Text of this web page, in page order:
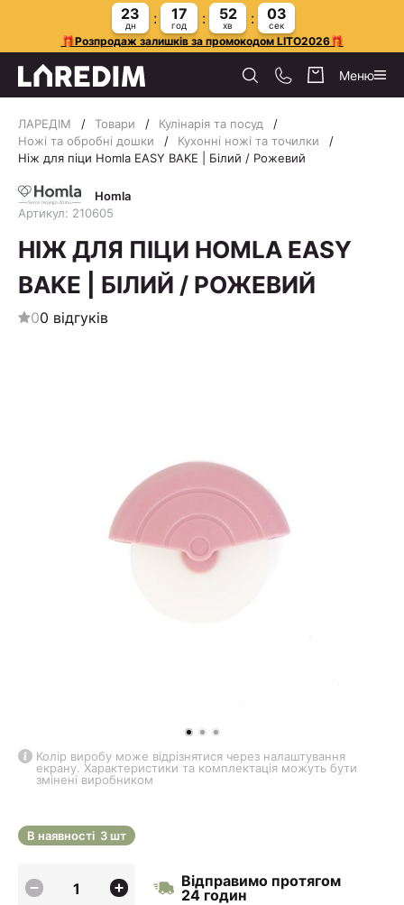
23
дн
17
год
52
хв
02
сек
🎁Розпродаж залишків за промокодом LITO2026🎁
Меню
ЛАРЕДІМ Товари
Кулінарія та посуд
Ножі та обробні дошки
Кухонні ножі та точилки
Ніж для піци Homla EASY BAKE | Білий / Рожевий
Homla
Артикул: 210605
НІЖ ДЛЯ ПІЦИ HOMLA EASY
BAKE | БІЛИЙ / РОЖЕВИЙ
00 відгуків
Колір виробу може відрізнятися через налаштування
екрану. Характеристики та комплектація можуть бути
змінені виробником
В наявності 3 шт
Відправимо протягом
24 годин